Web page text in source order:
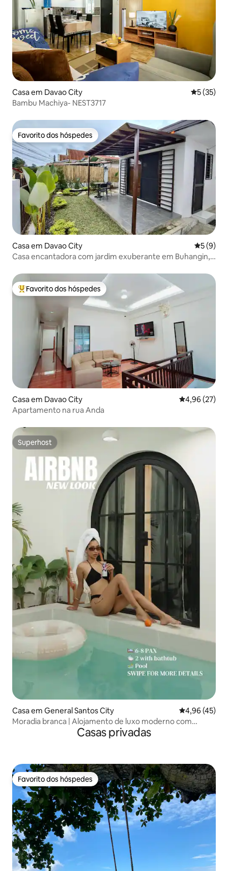
Casa em Davao City
5 (35)
Bambu Machiya- NEST3717
Favorito dos hóspedes
Favorito dos hóspedes
Casa em Davao City
5 (9)
Casa encantadora com jardim exuberante em Buhangin,
Favoritos dos hóspedes mais apreciados
Favorito dos hóspedes
Casa em Davao City Classificação
4,96 (27)
Apartamento na rua Anda
Superhost
Superhost
Casa em General Santos City Classificação
4,96 (45)
Moradia branca | Alojamento de luxo moderno com
Casas privadas
Favorito dos hóspedes
Favorito dos hóspedes